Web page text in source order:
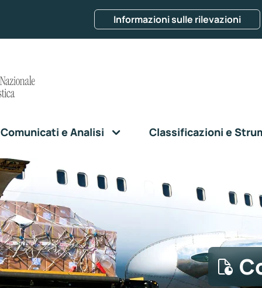
Informazioni sulle rilevazioni
Comunicati e Analisi Classificazioni e